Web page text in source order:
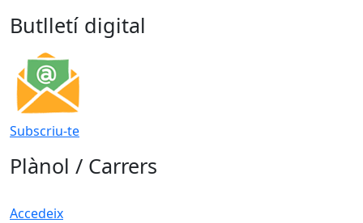
Butlletí digital
Subscriu-te
Plànol / Carrers
Accedeix